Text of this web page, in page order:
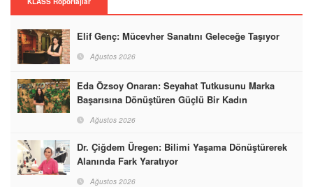
Elif Genç: Mücevher Sanatını Geleceğe Taşıyor
Ağustos 2026
Eda Özsoy Onaran: Seyahat Tutkusunu Marka
Başarısına Dönüştüren Güçlü Bir Kadın
Ağustos 2026
Dr. Çiğdem Üregen: Bilimi Yaşama Dönüştürerek
Alanında Fark Yaratıyor
Ağustos 2026